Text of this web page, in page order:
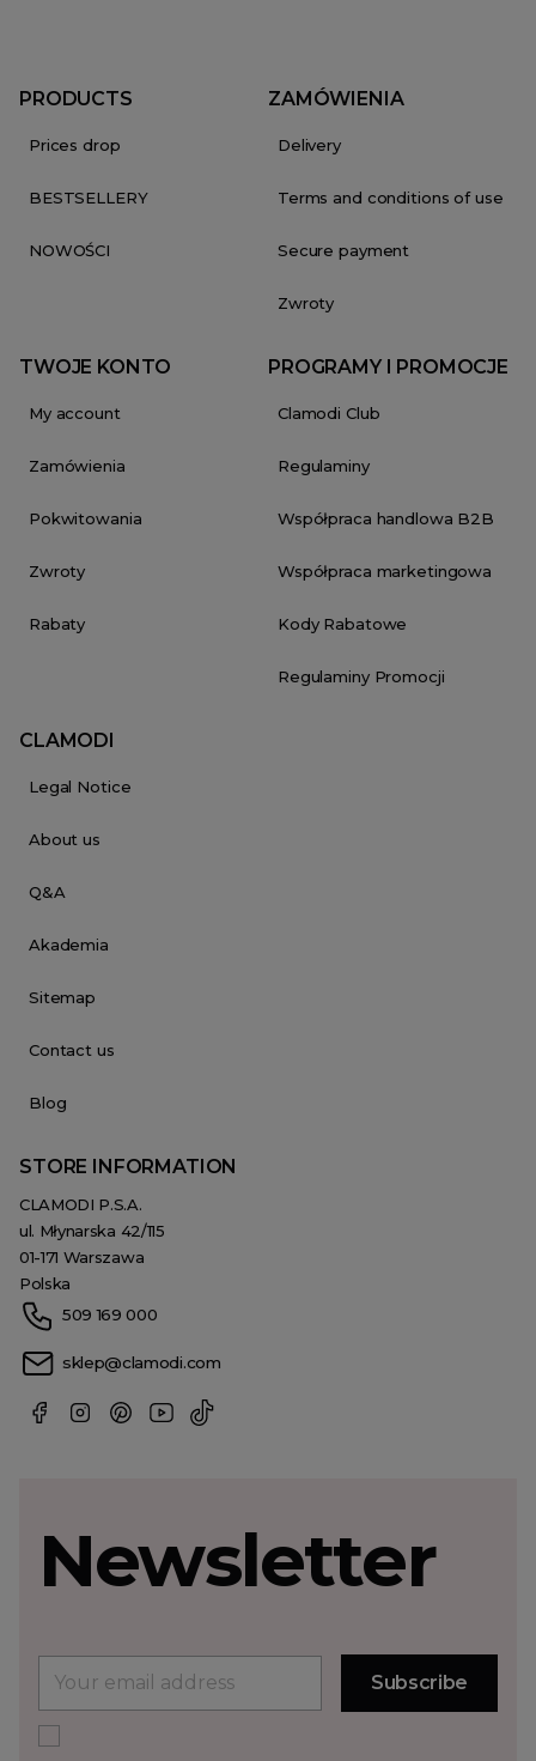
PRODUCTS
Prices drop
BESTSELLERY
NOWOŚCI
ZAMÓWIENIA
Delivery
Terms and conditions of use
Secure payment
Zwroty
TWOJE KONTO
My account
Zamówienia
Pokwitowania
Zwroty
Rabaty
PROGRAMY I PROMOCJE
Clamodi Club
Regulaminy
Współpraca handlowa B2B
Współpraca marketingowa
Kody Rabatowe
Regulaminy Promocji
CLAMODI
Legal Notice
About us
Q&A
Akademia
Sitemap
Contact us
Blog
STORE INFORMATION
CLAMODI P.S.A.
ul. Młynarska 42/115
01-171 Warszawa
Polska
509 169 000
sklep@clamodi.com
Newsletter